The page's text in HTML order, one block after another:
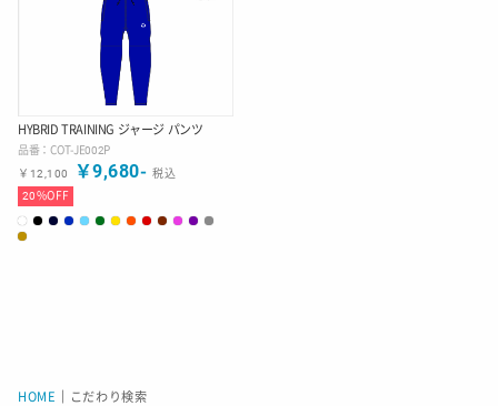
HYBRID TRAINING ジャージ パンツ
品番：COT-JE002P
￥ 12,100 ￥9,680- 税込
20%OFF
HOME こだわり検索